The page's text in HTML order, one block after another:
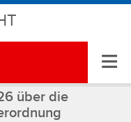
≡
über die